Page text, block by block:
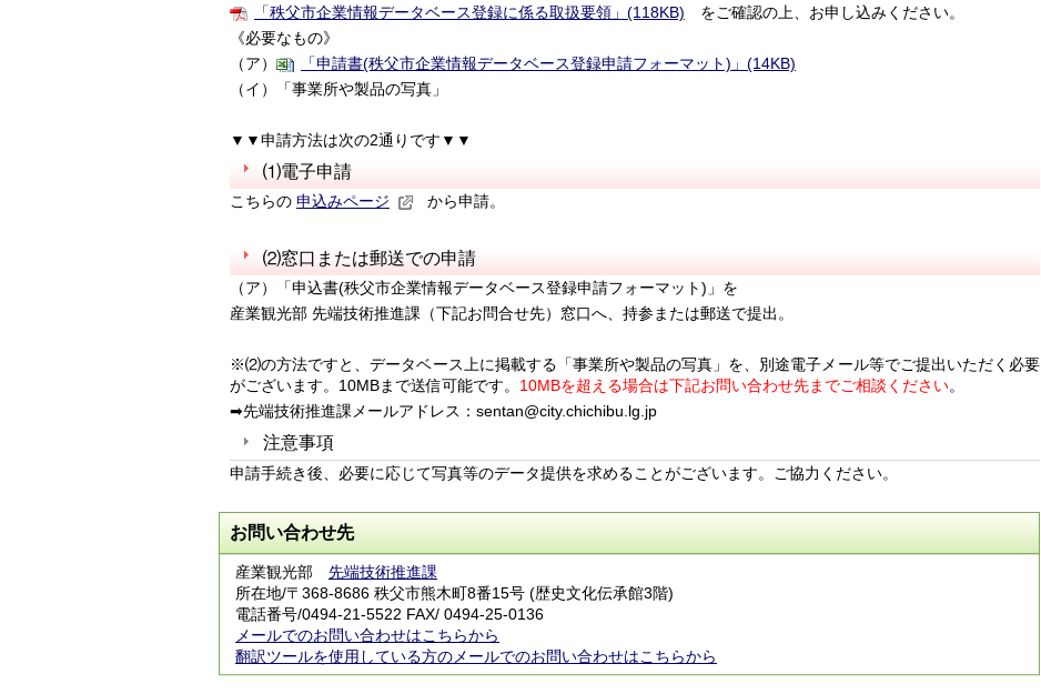
「秩父市企業情報データベース登録に係る取扱要領」(118KB)
をご確認の上、お申し込みください。
《必要なもの》
（ア）
「申請書(秩父市企業情報データベース登録申請フォーマット)」(14KB)
（イ）「事業所や製品の写真」
▼▼申請方法は次の2通りです▼▼
⑴電子申請
こちらの 申込みページ から申請。
⑵窓口または郵送での申請
（ア）「申込書(秩父市企業情報データベース登録申請フォーマット)」 を
産業観光部 先端技術推進課（下記お問合せ先）窓口へ、持参または郵送で提出。
※⑵の方法ですと、データベース上に掲載する「事業所や製品の写真」を、別途電子メール等でご提出いただく必要
がございます。 10MBまで送信可能です。 10MBを超える場合は下記お問い合わせ先までご相談ください。
➡先端技術推進課メールアドレス：sentan@city.chichibu.lg.jp
注意事項
申請手続き後、必要に応じて写真等のデータ提供を求めることがございます。ご協力ください。
お問い合わせ先
産業観光部 先端技術推進課
所在地/〒368-8686 秩父市熊木町8番15号 (歴史文化伝承館3階)
電話番号/0494-21-5522 FAX/ 0494-25-0136
メールでのお問い合わせはこちらから
翻訳ツールを使用している方のメールでのお問い合わせはこちらから